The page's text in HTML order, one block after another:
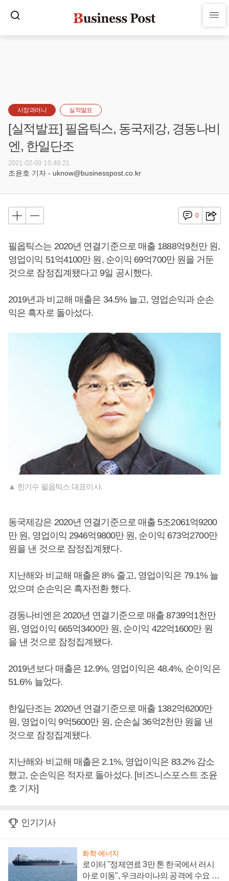
시장과머니 실적발표
[실적발표] 필옵틱스, 동국제강, 경동나비
엔, 한일단조
2021-02-09 15:49:21
조윤호 기자 - uknow@businesspost.co.kr
0
필옵틱스는 2020년 연결기준으로 매출 1888억9천만 원,
영업이익 51억4100만 원, 순이익 69억700만 원을 거둔
것으로 잠정집계됐다고 9일 공시했다.
2019년과 비교해 매출은 34.5% 늘고, 영업손익과 순손
익은 흑자로 돌아섰다.
▲ 한기수 필옵틱스 대표이사.
동국제강은 2020년 연결기준으로 매출 5조2061억9200
만 원, 영업이익 2946억9800만 원, 순이익 673억2700만
원을 낸 것으로 잠정집계됐다.
지난해와 비교해 매출은 8% 줄고, 영업이익은 79.1% 늘
었으며 순손익은 흑자전환 했다.
경동나비엔은 2020년 연결기준으로 매출 8739억1천만
원, 영업이익 665억3400만 원, 순이익 422억1600만 원
을 낸 것으로 잠정집계됐다.
2019년보다 매출은 12.9%, 영업이익은 48.4%, 순이익은
51.6% 늘었다.
한일단조는 2020년 연결기준으로 매출 1382억6200만
원, 영업이익 9억5600만 원, 순손실 36억2천만 원을 낸
것으로 잠정집계됐다.
지난해와 비교해 매출은 2.1%, 영업이익은 83.2% 감소
했고, 순손익은 적자로 돌아섰다. [비즈니스포스트 조윤
호 기자]
인기기사
화학·에너지
로이터 "정제연료 3만 톤 한국에서 러시
아로 이동", 우크라이나의 공격에 수요 늘